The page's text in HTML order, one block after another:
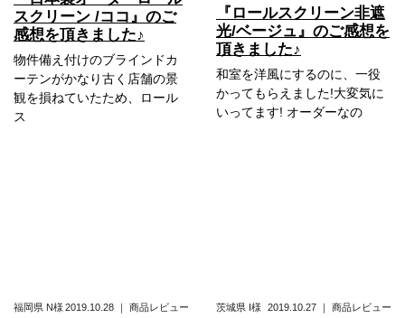
スクリーン /ココ』のご
感想を頂きました♪
物件備え付けのブラインドカ
ーテンがかなり古く店舗の景
観を損ねていたため、ロール
ス
『ロールスクリーン非遮
光/ベージュ』のご感想を
頂きました♪
和室を洋風にするのに、一役
かってもらえました!大変気に
いってます! オーダーなの
福岡県 N様2019.10.28 ｜ 商品レビュー 茨城県 I様 2019.10.27 ｜ 商品レビュー